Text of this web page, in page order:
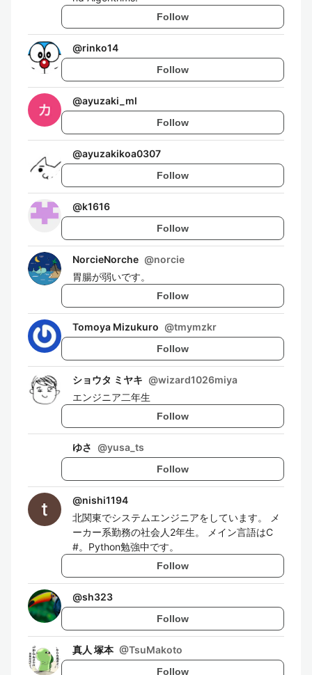
Follow
@rinko14
Follow
@ayuzaki_ml
Follow
@ayuzakikoa0307
Follow
@k1616
Follow
NorcieNorche @norcie
胃腸が弱いです。
Follow
Tomoya Mizukuro @tmymzkr
Follow
ショウタ ミヤキ @wizard1026miya
エンジニア二年生
Follow
ゆさ @yusa_ts
Follow
@nishi1194
北関東でシステムエンジニアをしています。 メ
ーカー系勤務の社会人2年生。 メイン言語はC
#。Python勉強中です。
Follow
@sh323
Follow
真人 塚本 @TsuMakoto
Follow